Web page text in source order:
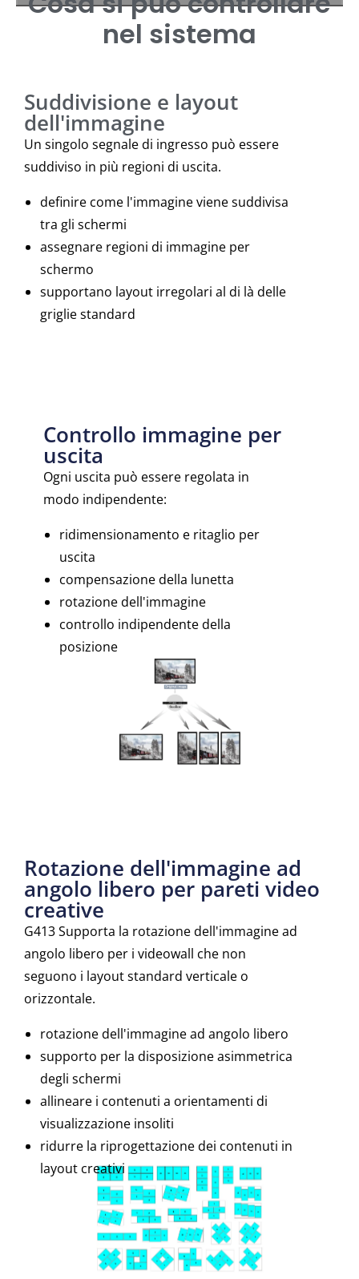
nel sistema
Suddivisione e layout
dell'immagine
Un singolo segnale di ingresso può essere
suddiviso in più regioni di uscita.
definire come l'immagine viene suddivisa
tra gli schermi
assegnare regioni di immagine per
schermo
supportano layout irregolari al di là delle
griglie standard
Controllo immagine per
uscita
Ogni uscita può essere regolata in
modo indipendente:
ridimensionamento e ritaglio per
uscita
compensazione della lunetta
rotazione dell'immagine
controllo indipendente della
posizione
Rotazione dell'immagine ad
angolo libero per pareti video
creative
G413 Supporta la rotazione dell'immagine ad
angolo libero per i videowall che non
seguono i layout standard verticale o
orizzontale.
rotazione dell'immagine ad angolo libero
supporto per la disposizione asimmetrica
degli schermi
allineare i contenuti a orientamenti di
visualizzazione insoliti
ridurre la riprogettazione dei contenuti in
layout creativi